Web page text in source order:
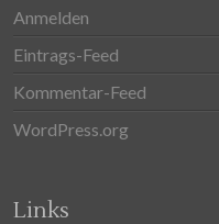
Anmelden
Eintrags-Feed
Kommentar-Feed
WordPress.org
Links